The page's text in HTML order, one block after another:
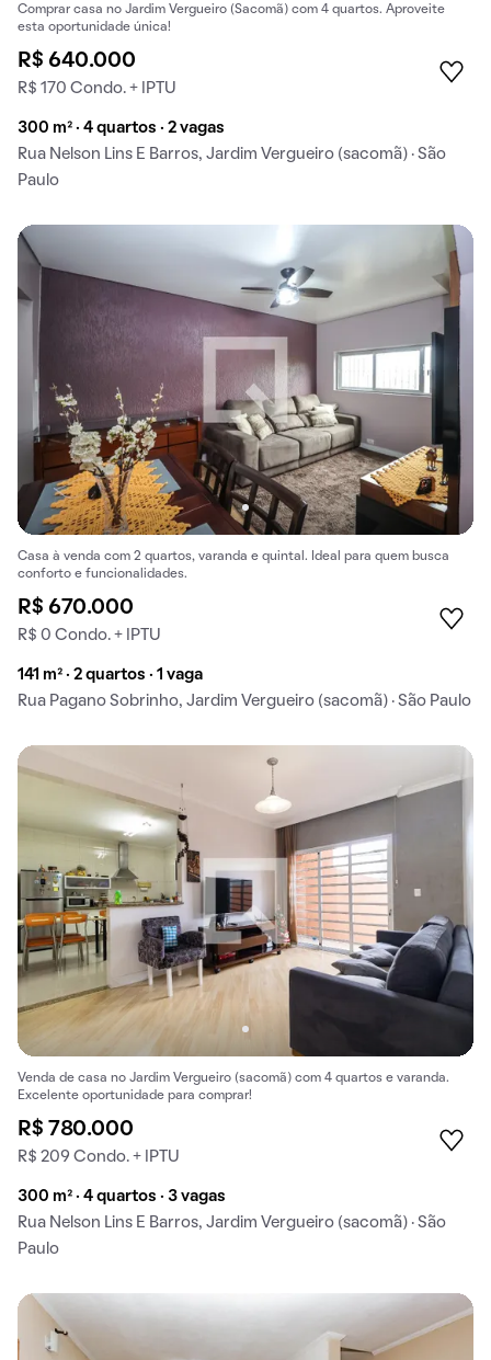
Comprar casa no Jardim Vergueiro (Sacomã) com 4 quartos. Aproveite
esta oportunidade única!
R$ 640.000
R$ 170 Condo. + IPTU
300 m² · 4 quartos · 2 vagas
Rua Nelson Lins E Barros, Jardim Vergueiro (sacomã) · São
Paulo
Casa à venda com 2 quartos, varanda e quintal. Ideal para quem busca
conforto e funcionalidades.
R$ 670.000
R$ 0 Condo. + IPTU
141 m² · 2 quartos · 1 vaga
Rua Pagano Sobrinho, Jardim Vergueiro (sacomã) · São Paulo
Venda de casa no Jardim Vergueiro (sacomã) com 4 quartos e varanda.
Excelente oportunidade para comprar!
R$ 780.000
R$ 209 Condo. + IPTU
300 m² · 4 quartos · 3 vagas
Rua Nelson Lins E Barros, Jardim Vergueiro (sacomã) · São
Paulo